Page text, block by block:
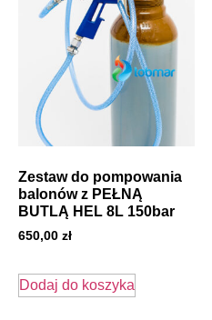
Zestaw do pompowania
balonów z PEŁNĄ
BUTLĄ HEL 8L 150bar
650,00 zł
Dodaj do koszyka